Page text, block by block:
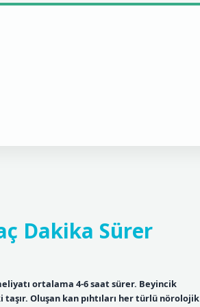
Dakika Sürer
ortalama 4-6 saat sürer. Beyincik
Oluşan kan pıhtıları her türlü nörolojik